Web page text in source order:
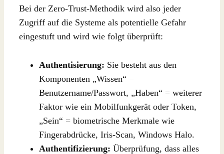
Bei der Zero-Trust-Methodik wird also jeder
Zugriff auf die Systeme als potentielle Gefahr
eingestuft und wird wie folgt überprüft:
Authentisierung: Sie besteht aus den
Komponenten „Wissen“ =
Benutzername/Passwort, „Haben“ = weiterer
Faktor wie ein Mobilfunkgerät oder Token,
„Sein“ = biometrische Merkmale wie
Fingerabdrücke, Iris-Scan, Windows Halo.
Authentifizierung: Überprüfung, dass alles